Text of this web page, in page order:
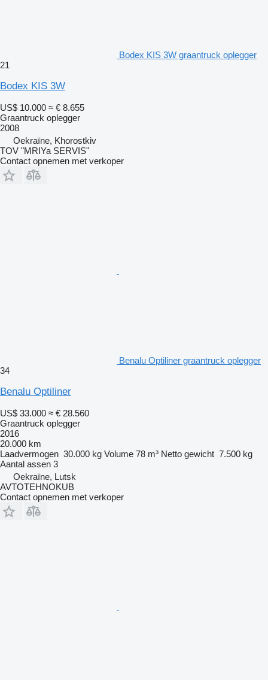
Bodex KIS 3W graantruck oplegger
21
Bodex KIS 3W
US$ 10.000 ≈ € 8.655
Graantruck oplegger
2008
Oekraïne, Khorostkiv
TOV "MRIYa SERVIS"
Contact opnemen met verkoper
Benalu Optiliner graantruck oplegger
34
Benalu Optiliner
US$ 33.000 ≈ € 28.560
Graantruck oplegger
2016
20.000 km
Laadvermogen 30.000 kg Volume 78 m³ Netto gewicht 7.500 kg
Aantal assen 3
Oekraïne, Lutsk
AVTOTEHNOKUB
Contact opnemen met verkoper